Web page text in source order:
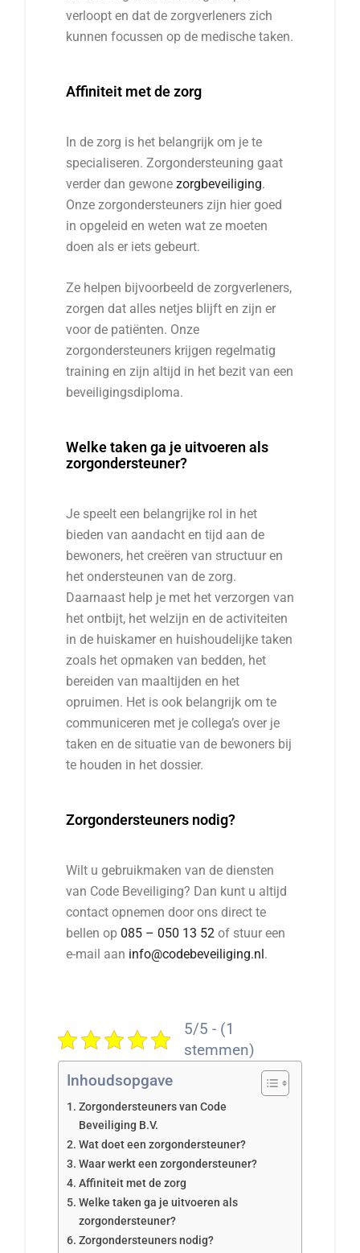
verloopt en dat de zorgverleners zich
kunnen focussen op de medische taken.
Affiniteit met de zorg
In de zorg is het belangrijk om je te
specialiseren. Zorgondersteuning gaat
verder dan gewone zorgbeveiliging.
Onze zorgondersteuners zijn hier goed
in opgeleid en weten wat ze moeten
doen als er iets gebeurt.
Ze helpen bijvoorbeeld de zorgverleners,
zorgen dat alles netjes blijft en zijn er
voor de patiënten. Onze
zorgondersteuners krijgen regelmatig
training en zijn altijd in het bezit van een
beveiligingsdiploma.
Welke taken ga je uitvoeren als
zorgondersteuner?
Je speelt een belangrijke rol in het
bieden van aandacht en tijd aan de
bewoners, het creëren van structuur en
het ondersteunen van de zorg.
Daarnaast help je met het verzorgen van
het ontbijt, het welzijn en de activiteiten
in de huiskamer en huishoudelijke taken
zoals het opmaken van bedden, het
bereiden van maaltijden en het
opruimen. Het is ook belangrijk om te
communiceren met je collega’s over je
taken en de situatie van de bewoners bij
te houden in het dossier.
Zorgondersteuners nodig?
Wilt u gebruikmaken van de diensten
van Code Beveiliging? Dan kunt u altijd
contact opnemen door ons direct te
bellen op 085 – 050 13 52 of stuur een
e-mail aan info@codebeveiliging.nl .
5/5 - (1
stemmen)
Inhoudsopgave
Zorgondersteuners van Code
Beveiliging B.V.
Wat doet een zorgondersteuner?
Waar werkt een zorgondersteuner?
Affiniteit met de zorg
Welke taken ga je uitvoeren als
zorgondersteuner?
Zorgondersteuners nodig?